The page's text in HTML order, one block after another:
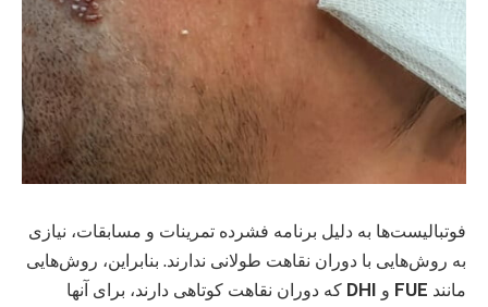
فوتبالیست‌ها به دلیل برنامه فشرده تمرینات و مسابقات، نیازی
به روش‌هایی با دوران نقاهت طولانی ندارند. بنابراین، روش‌هایی
مانند FUE و DHI که دوران نقاهت کوتاهی دارند، برای آنها